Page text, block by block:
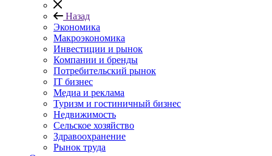
Назад
Экономика
Макроэкономика
Инвестиции и рынок
Компании и бренды
Потребительский рынок
IT бизнес
Медиа и реклама
Туризм и гостиничный бизнес
Недвижимость
Сельское хозяйство
Здравоохранение
Рынок труда